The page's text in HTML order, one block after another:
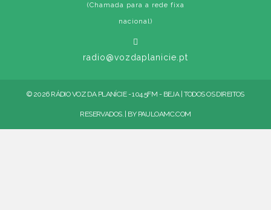
(Chamada para a rede fixa
nacional)
radio@vozdaplanicie.pt
© 2026 RÁDIO VOZ DA PLANÍCIE - 104.5FM - BEJA | TODOS OS DIREITOS
RESERVADOS. | BY PAULOAMC.COM